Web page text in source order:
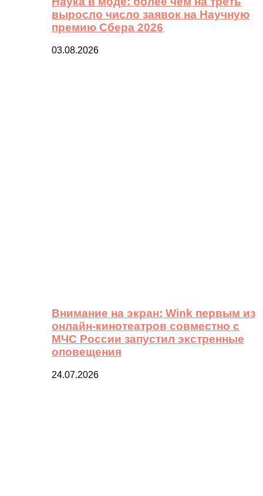
выросло число заявок на Научную
премию Сбера 2026
03.08.2026
Внимание на экран: Wink первым из
онлайн-кинотеатров совместно с
МЧС России запустил экстренные
оповещения
24.07.2026